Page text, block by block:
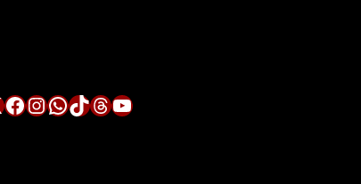
Facebook InstagramWhatsApp TikTok Threads YouTube